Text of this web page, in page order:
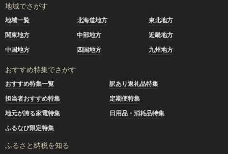
地域でさがす
地域一覧 北海道地方
東北地方
関東地方
中部地方
近畿地方
中国地方
四国地方 九州地方
おすすめ特集でさがす
おすすめ特集一覧
訳あり返礼品特集
担当者おすすめ特集
定期便特集
地元が誇る家電特集
日用品・消耗品特集
ふるなび限定特集
ふるさと納税を知る